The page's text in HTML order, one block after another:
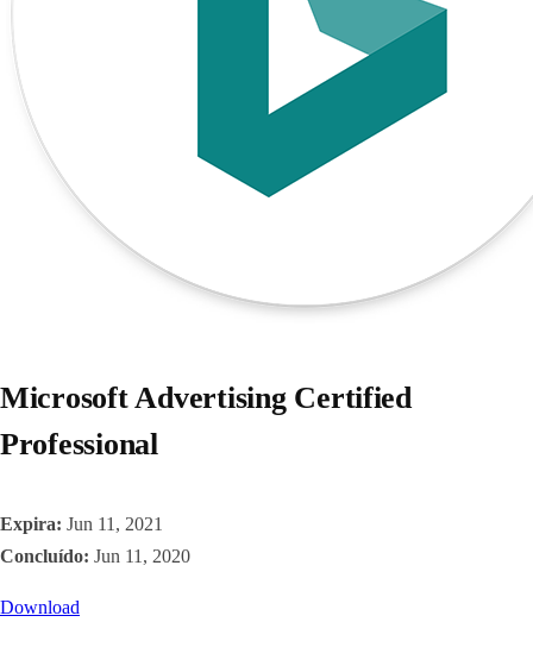
Microsoft Advertising Certified
Professional
Expira: Jun 11, 2021
Concluído: Jun 11, 2020
Download